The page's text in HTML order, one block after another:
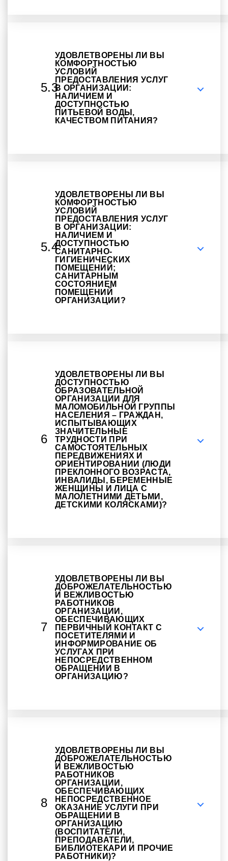
5.3
УДОВЛЕТВОРЕНЫ ЛИ ВЫ
КОМФОРТНОСТЬЮ
УСЛОВИЙ
ПРЕДОСТАВЛЕНИЯ УСЛУГ
В ОРГАНИЗАЦИИ:
НАЛИЧИЕМ И
ДОСТУПНОСТЬЮ
ПИТЬЕВОЙ ВОДЫ,
КАЧЕСТВОМ ПИТАНИЯ?
5.4
УДОВЛЕТВОРЕНЫ ЛИ ВЫ
КОМФОРТНОСТЬЮ
УСЛОВИЙ
ПРЕДОСТАВЛЕНИЯ УСЛУГ
В ОРГАНИЗАЦИИ:
НАЛИЧИЕМ И
ДОСТУПНОСТЬЮ
САНИТАРНО-
ГИГИЕНИЧЕСКИХ
ПОМЕЩЕНИЙ;
САНИТАРНЫМ
СОСТОЯНИЕМ
ПОМЕЩЕНИЙ
ОРГАНИЗАЦИИ?
6
УДОВЛЕТВОРЕНЫ ЛИ ВЫ
ДОСТУПНОСТЬЮ
ОБРАЗОВАТЕЛЬНОЙ
ОРГАНИЗАЦИИ ДЛЯ
МАЛОМОБИЛЬНОЙ ГРУППЫ
НАСЕЛЕНИЯ – ГРАЖДАН,
ИСПЫТЫВАЮЩИХ
ЗНАЧИТЕЛЬНЫЕ
ТРУДНОСТИ ПРИ
САМОСТОЯТЕЛЬНЫХ
ПЕРЕДВИЖЕНИЯХ И
ОРИЕНТИРОВАНИИ (ЛЮДИ
ПРЕКЛОННОГО ВОЗРАСТА,
ИНВАЛИДЫ, БЕРЕМЕННЫЕ
ЖЕНЩИНЫ И ЛИЦА С
МАЛОЛЕТНИМИ ДЕТЬМИ,
ДЕТСКИМИ КОЛЯСКАМИ)?
7
УДОВЛЕТВОРЕНЫ ЛИ ВЫ
ДОБРОЖЕЛАТЕЛЬНОСТЬЮ
И ВЕЖЛИВОСТЬЮ
РАБОТНИКОВ
ОРГАНИЗАЦИИ,
ОБЕСПЕЧИВАЮЩИХ
ПЕРВИЧНЫЙ КОНТАКТ С
ПОСЕТИТЕЛЯМИ И
ИНФОРМИРОВАНИЕ ОБ
УСЛУГАХ ПРИ
НЕПОСРЕДСТВЕННОМ
ОБРАЩЕНИИ В
ОРГАНИЗАЦИЮ?
8
УДОВЛЕТВОРЕНЫ ЛИ ВЫ
ДОБРОЖЕЛАТЕЛЬНОСТЬЮ
И ВЕЖЛИВОСТЬЮ
РАБОТНИКОВ
ОРГАНИЗАЦИИ,
ОБЕСПЕЧИВАЮЩИХ
НЕПОСРЕДСТВЕННОЕ
ОКАЗАНИЕ УСЛУГИ ПРИ
ОБРАЩЕНИИ В
ОРГАНИЗАЦИЮ
(ВОСПИТАТЕЛИ,
ПРЕПОДАВАТЕЛИ,
БИБЛИОТЕКАРИ И ПРОЧИЕ
РАБОТНИКИ)?